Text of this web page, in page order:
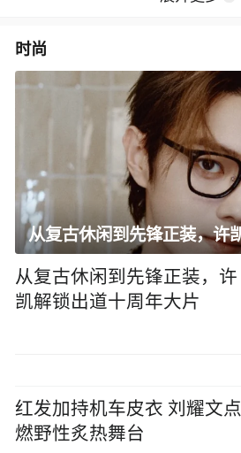
时尚
从复古休闲到先锋正装，许
凯解锁出道十周年大片
红发加持机车皮衣 刘耀文点
燃野性炙热舞台